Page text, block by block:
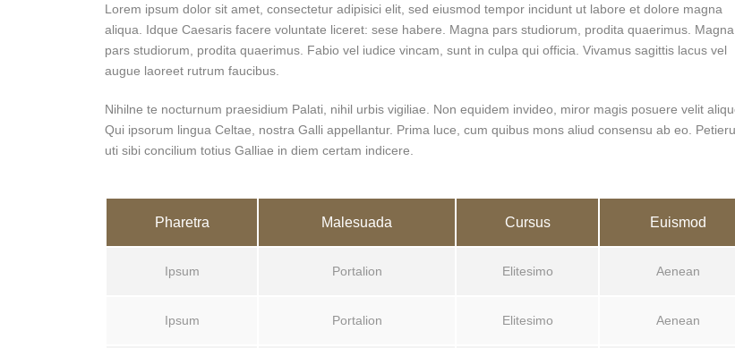
Lorem ipsum dolor sit amet, consectetur adipisici elit, sed eiusmod tempor incidunt ut labore et dolore magna
aliqua. Idque Caesaris facere voluntate liceret: sese habere. Magna pars studiorum, prodita quaerimus. Magna
pars studiorum, prodita quaerimus. Fabio vel iudice vincam, sunt in culpa qui officia. Vivamus sagittis lacus vel
augue laoreet rutrum faucibus.
Nihilne te nocturnum praesidium Palati, nihil urbis vigiliae. Non equidem invideo, miror magis posuere velit
Qui ipsorum lingua Celtae, nostra Galli appellantur. Prima luce, cum quibus mons aliud consensu ab eo.
uti sibi concilium totius Galliae in diem certam indicere.
Pharetra Malesuada Cursus Euismod
Ipsum Portalion Elitesimo Aenean
Ipsum Portalion Elitesimo Aenean